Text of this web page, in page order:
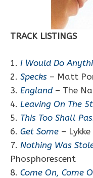
TRACK LISTINGS
1. I Would Do
2. Specks – Matt
3. England– The
4. Leaving On The
5. This Too Shall
6. Get Some – Lykke
7. Nothing Was
Phosphorescent
8. Come On, Come